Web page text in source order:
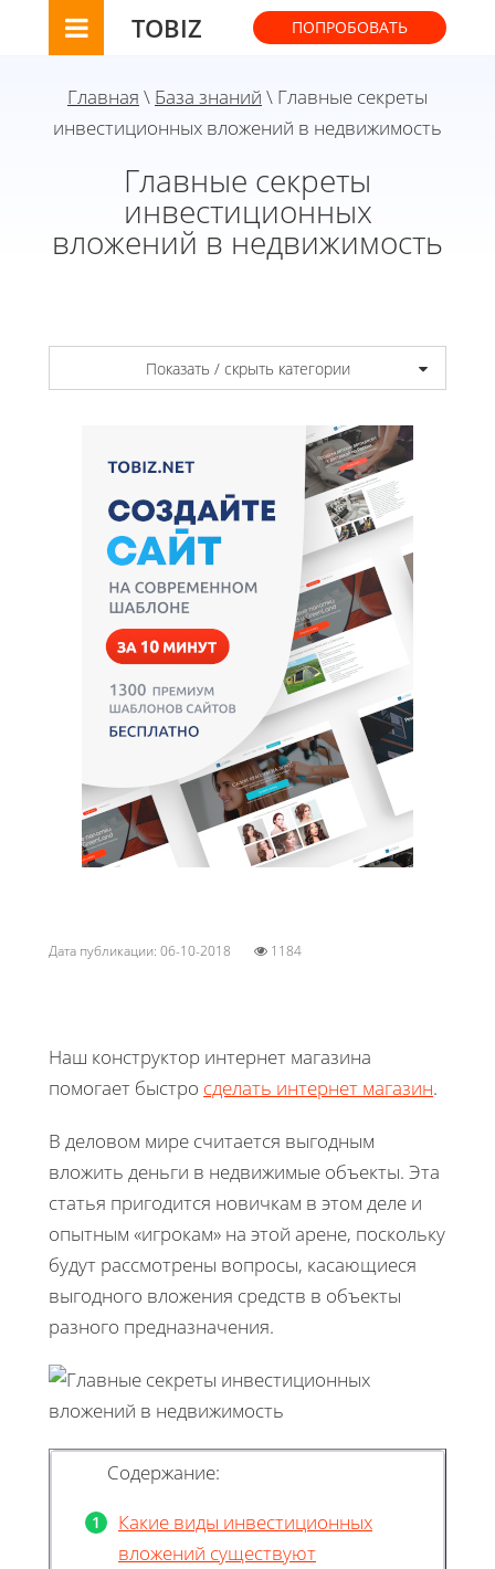
TOBIZ ПОПРОБОВАТЬ
Главная \ База знаний \ Главные секреты
инвестиционных вложений в недвижимость
Главные секреты
инвестиционных
вложений в недвижимость
Показать / скрыть категории
Дата публикации: 06-10-2018 1184
Наш конструктор интернет магазина
помогает быстро сделать интернет магазин.
В деловом мире считается выгодным
вложить деньги в недвижимые объекты. Эта
статья пригодится новичкам в этом деле и
опытным «игрокам» на этой арене, поскольку
будут рассмотрены вопросы, касающиеся
выгодного вложения средств в объекты
разного предназначения.
Содержание:
Какие виды инвестиционных
вложений существуют